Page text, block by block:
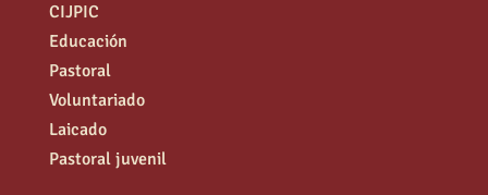
CIJPIC
Educación
Pastoral
Voluntariado
Laicado
Pastoral juvenil